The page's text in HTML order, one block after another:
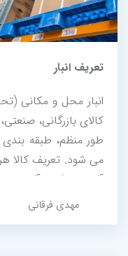
تعریف انبار
انبار محل و مکانی
کالای بازرگانی،
طور منظم، طبقه
می شود. تعریف کالا
آلات، ماشین آلات
محصول نهایی،
مهدی فرقانی